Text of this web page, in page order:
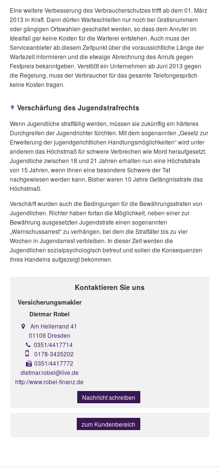
Eine weitere Verbesserung des Verbraucherschutzes trifft ab dem 01. März
2013 in Kraft. Dann dürfen Warteschleifen nur noch bei Gratisnummern
oder gängigen Ortswahlen geschaltet werden, so dass dem Anrufer im
Idealfall gar keine Kosten für die Warterei entstehen. Auch muss der
Serviceanbieter ab diesem Zeitpunkt über die voraussichtliche Länge der
Wartezeit informieren und die etwaige Abrechnung des Anrufs gegen
Festpreis bekanntgeben. Verstößt ein Unternehmen ab Juni 2013 gegen
die Regelung, muss der Verbraucher für das gesamte Telefongespräch
keine Kosten tragen.
Verschärfung des Jugendstrafrechts
Wenn Jugendliche straffällig werden, müssen sie zukünftig ein härteres
Durchgreifen der Jugendrichter fürchten. Mit dem sogenannten „Gesetz zur
Erweiterung der jugendgerichtlichen Handlungsmöglichkeiten“ wird unter
anderem das Höchstmaß für schwere Verbrechen wie Mord heraufgesetzt.
Jugendliche zwischen 18 und 21 Jahren erhalten nun eine Höchststrafe
von 15 Jahren, wenn ihnen eine besondere Schwere der Tat
nachgewiesen werden kann. Bisher waren 10 Jahre Gefängnisstrafe das
Höchstmaß.
Verschärft wurden auch die Bedingungen für die Bewährungsstrafen von
Jugendlichen. Richter haben fortan die Möglichkeit, neben einer zur
Bewährung ausgesetzten Jugendstrafe einen sogenannten
„Warnschussarrest“ zu verhängen, bei dem die Straftäter bis zu vier
Wochen in Jugendarrest verbleiben. In dieser Zeit werden die
Jugendlichen sozialpsychologisch betreut und sollen die Konsequenzen
ihres Handelns aufgezeigt bekommen.
Kontaktieren Sie uns
Versicherungsmakler
Dietmar Robel
Am Hellerrand 41
01109 Dresden
0351/4417714
0178-3435202
0351/4417772
dietmar.robel@live.de
http://www.robel-finanz.de
Nachricht schreiben
zum Kundenbereich